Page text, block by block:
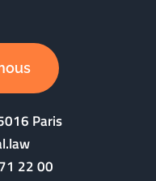
Paris
22 00